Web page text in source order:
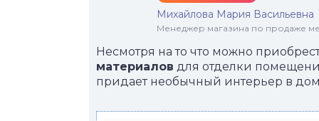
Михайлова Мария Васильевна
Менеджер магазина по продаже
Несмотря на то что можно
материалов для отделки
придает необычный интерьер в